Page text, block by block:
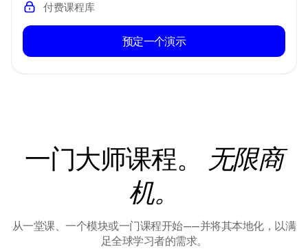
付费课程库
预定一个演示
一门大师课程。
无限商
机。
从一堂课、一个模块或一门课程开始——并将其本地化，以满
足全球学习者的需求。